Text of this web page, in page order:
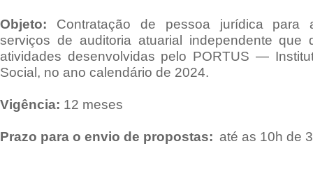
Objeto: Contratação de pessoa jurídica para
serviços de auditoria atuarial independente que
atividades desenvolvidas pelo PORTUS —
Social, no ano calendário de 2024.
Vigência: 12 meses
Prazo para o envio de propostas: até as 10h de